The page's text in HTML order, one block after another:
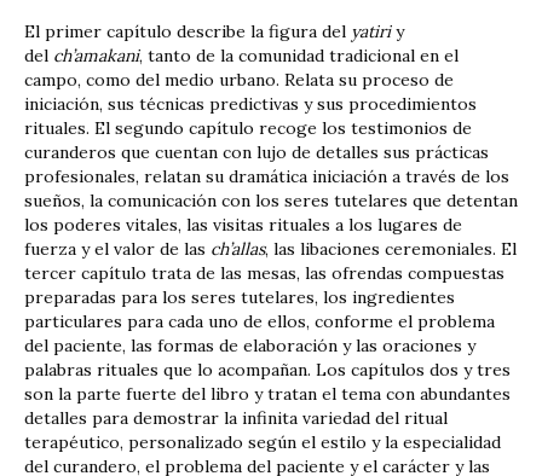
El primer capítulo describe la figura del yatiriy
del ch’amakani, tanto de la comunidad tradicional en el
campo, como del medio urbano. Relata su proceso de
iniciación, sus técnicas predictivas y sus procedimientos
rituales. El segundo capítulo recoge los testimonios de
curanderos que cuentan con lujo de detalles sus prácticas
profesionales, relatan su dramática iniciación a través de los
sueños, la comunicación con los seres tutelares que detentan
los poderes vitales, las visitas rituales a los lugares de
fuerza y el valor de las ch’allas, las libaciones ceremoniales. El
tercer capítulo trata de las mesas, las ofrendas compuestas
preparadas para los seres tutelares, los ingredientes
particulares para cada uno de ellos, conforme el problema
del paciente, las formas de elaboración y las oraciones y
palabras rituales que lo acompañan. Los capítulos dos y tres
son la parte fuerte del libro y tratan el tema con abundantes
detalles para demostrar la infinita variedad del ritual
terapéutico, personalizado según el estilo y la especialidad
del curandero, el problema del paciente y el carácter y las